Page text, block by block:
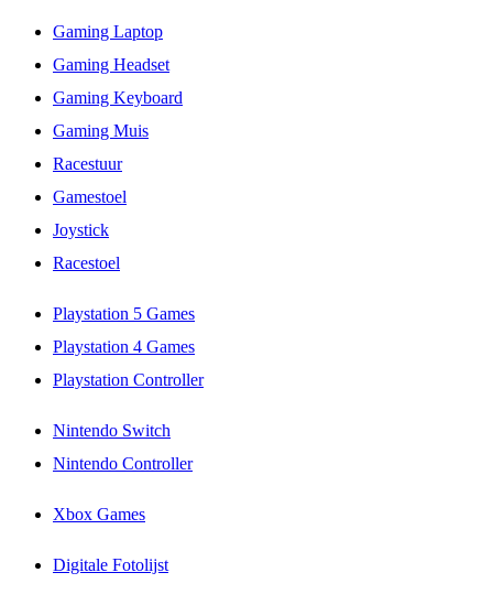
Gaming Laptop
Gaming Headset
Gaming Keyboard
Gaming Muis
Racestuur
Gamestoel
Joystick
Racestoel
Playstation 5 Games
Playstation 4 Games
Playstation Controller
Nintendo Switch
Nintendo Controller
Xbox Games
Digitale Fotolijst